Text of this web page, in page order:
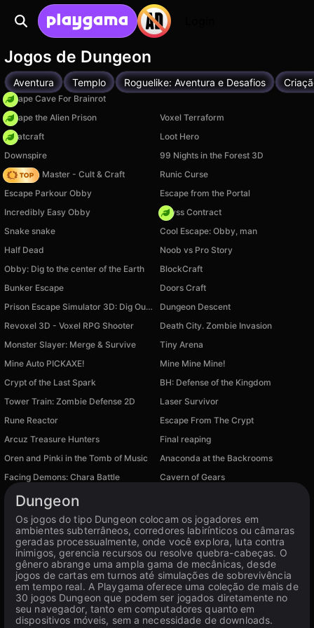
Jogos de Dungeon
Aventura Templo Roguelike: Aventura e Desafios
Escape Cave For Brainrot
Escape the Alien Prison
Voxel Terraform
Whatcraft
Loot Hero
Downspire
99 Nights in the Forest 3D
Dungeon Master - Cult & Craft
Runic Curse
Escape Parkour Obby
Escape from the Portal
Incredibly Easy Obby
Abyss Contract
Snake snake
Cool Escape: Obby, man
Half Dead
Noob vs Pro Story
Obby: Dig to the center of the Earth
BlockCraft
Bunker Escape
Doors Craft
Prison Escape Simulator 3D: Dig Out Master Journey
Dungeon Descent
Revoxel 3D - Voxel RPG Shooter
Death City. Zombie Invasion
Monster Slayer: Merge & Survive
Tiny Arena
Mine Auto PICKAXE!
Mine Mine Mine!
Crypt of the Last Spark
BH: Defense of the Kingdom
Tower Train: Zombie Defense 2D
Laser Survivor
Rune Reactor
Escape From The Crypt
Arcuz Treasure Hunters
Final reaping
Oren and Pinki in the Tomb of Music Anaconda at the Backrooms
Disponível em PC
Facing Demons: Chara Battle Cavern of Gears
Dungeon
Os jogos do tipo Dungeon colocam os jogadores em
ambientes subterrâneos, corredores labirínticos ou câmaras
geradas processualmente, onde você explora, luta contra
inimigos, gerencia recursos ou resolve quebra-cabeças. O
gênero abrange uma ampla gama de mecânicas, desde
jogos de cartas em turnos até simulações de sobrevivência
em tempo real. A Playgama oferece uma coleção de mais de
30 jogos Dungeon que podem ser jogados diretamente no
seu navegador, tanto em computadores quanto em
dispositivos móveis, sem a necessidade de downloads.